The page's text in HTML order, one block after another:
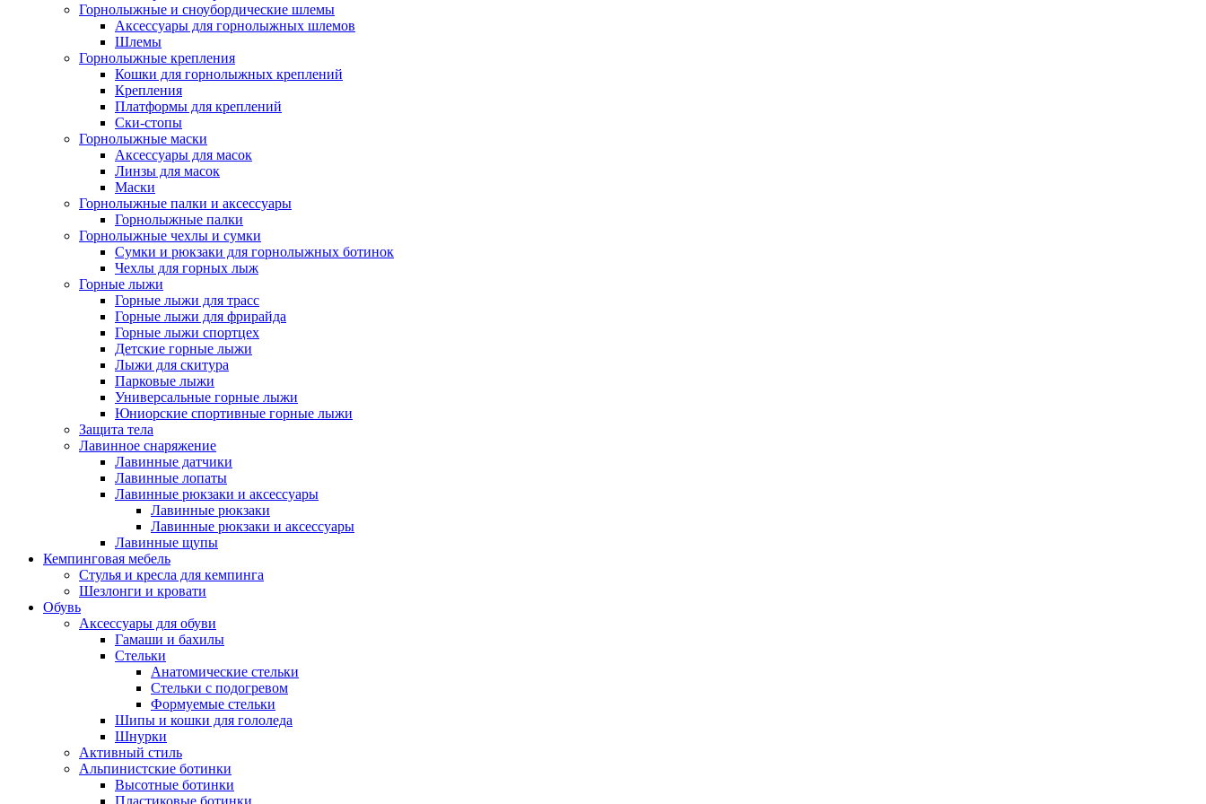
Горнолыжные и сноубордические шлемы
Аксессуары для горнолыжных шлемов
Шлемы
Горнолыжные крепления
Кошки для горнолыжных креплений
Крепления
Платформы для креплений
Ски-стопы
Горнолыжные маски
Аксессуары для масок
Линзы для масок
Маски
Горнолыжные палки и аксессуары
Горнолыжные палки
Горнолыжные чехлы и сумки
Сумки и рюкзаки для горнолыжных ботинок
Чехлы для горных лыж
Горные лыжи
Горные лыжи для трасс
Горные лыжи для фрирайда
Горные лыжи спортцех
Детские горные лыжи
Лыжи для скитура
Парковые лыжи
Универсальные горные лыжи
Юниорские спортивные горные лыжи
Защита тела
Лавинное снаряжение
Лавинные датчики
Лавинные лопаты
Лавинные рюкзаки и аксессуары
Лавинные рюкзаки
Лавинные рюкзаки и аксессуары
Лавинные щупы
Кемпинговая мебель
Стулья и кресла для кемпинга
Шезлонги и кровати
Обувь
Аксессуары для обуви
Гамаши и бахилы
Стельки
Анатомические стельки
Стельки с подогревом
Формуемые стельки
Шипы и кошки для гололеда
Шнурки
Активный стиль
Альпинистские ботинки
Высотные ботинки
Пластиковые ботинки